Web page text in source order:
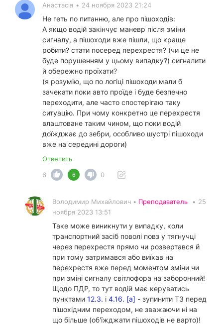
Анастасія • 24 ноября 2023 21:24
Не геть по питанню, але про пішоходів:
А якщо водій закінчує маневр після зміни
сигналу, а пішоходи вже пішли, що краще
робити? стати посеред перехрестя? (чи це не
буде порушенням у цьому випадку?) сигналити
й обережно проїхати?
(я розумію, що по логіці пішоходи мали б
зачекати поки авто проїде і буде безпечно
переходити, але часто спостерігаю таку
ситуацію. При чому конкретно це перехрестя
влаштоване таким чином, що поки водій
доїжджає до зебри, особливо шустрі пішоходи
вже на середині дороги)
Ответить
6
6 0
Володимир Михайлович • Преподаватель • 25
ноября 2023 13:51
Таке може виникнути у випадку, коли
транспортний засіб поволі повз у тягнучці
через перехрестя прямо чи розвертався й
при тому затримався або виїхав на
перехрестя вже перед моментом зміни чи
при зміні сигналу світлофора на заборонний!
Щодо ПДР, то тут водій має керуватись
пунктами 12.3. і 4.16. [а] - зупинити ТЗ перед
пішохідним переходом, не зважаючи ні на
що більше (об'їжджати пішоходів не варто)!